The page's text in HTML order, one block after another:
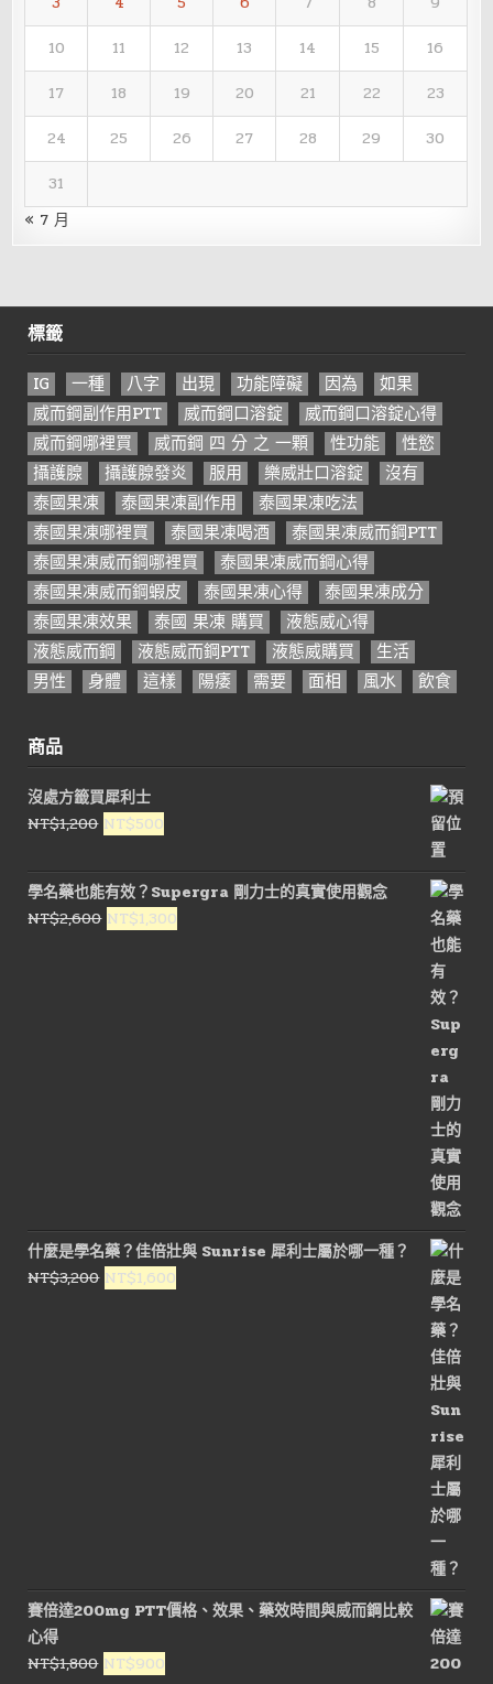
10
11 12 13 14 15
16
17
18 19 20 21 22
23
24
25 26 27 28 29
30
31
« 7 月
標籤
IG 一種 八字 出現 功能障礙 因為
如果
威而鋼副作用PTT
威而鋼口溶錠
威而鋼口溶錠心得
威而鋼哪裡買
威而鋼 四 分 之 一顆 性功能
性慾
攝護腺
攝護腺發炎 服用 樂威壯口溶錠
沒有
泰國果凍
泰國果凍副作用
泰國果凍吃法
泰國果凍哪裡買
泰國果凍喝酒
泰國果凍威而鋼PTT
泰國果凍威而鋼哪裡買
泰國果凍威而鋼心得
泰國果凍威而鋼蝦皮
泰國果凍心得
泰國果凍成分
泰國果凍效果
泰國 果凍 購買
液態威心得
液態威而鋼
液態威而鋼PTT 液態威購買
生活
男性
身體 這樣 陽痿 需要 面相 風水 飲食
商品
沒處方籤買犀利士
NT$1,200 原
價
格：
NT$1,200。
NT$500
價
格：
NT$500。
學名藥也能有效？Supergra 剛力士的真實使用觀念
NT$2,600 原
NT$1,300
什麼是學名藥？佳倍壯與 Sunrise 犀利士屬於哪一種？
NT$3,200 原
NT$1,600
賽倍達200mg PTT價格、效果、藥效時間與威而鋼比較
心得
NT$1,800 原
NT$900